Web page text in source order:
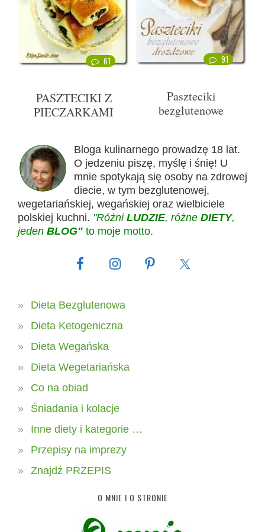
61
PASZTECIKI Z
PIECZARKAMI
91
Paszteciki
bezglutenowe
Bloga kulinarnego prowadzę 18 lat.
O jedzeniu piszę, myślę i śnię! U
mnie spotykają się osoby na zdrowej
diecie, w tym bezglutenowej,
wegetariańskiej, wegańskiej oraz wielbiciele
polskiej kuchni. "Różni LUDZIE, różne DIETY,
jeden BLOG" to moje motto.
Dieta Bezglutenowa
Dieta Ketogeniczna
Dieta Wegańska
Dieta Wegetariańska
Co na obiad
Śniadania i kolacje
Inne diety i kategorie …
Przepisy na imprezy
Znajdź PRZEPIS
O MNIE I O STRONIE